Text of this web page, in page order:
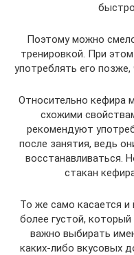
Поэтому можно
тренировкой. При
употреблять его позже,
Относительно кефира
схожими
рекомендуют
после занятия, ведь
восстанавливаться.
стакан
То же само касается и
более густой,
важно выбирать
каких-либо вкусовых